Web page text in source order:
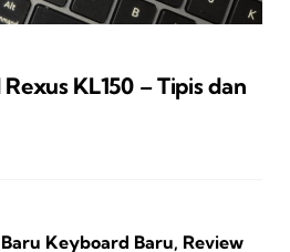
KL150 – Tipis dan
Keyboard Baru, Review